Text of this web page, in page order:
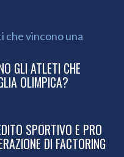
GLI ATLETI CHE
OLIMPICA?
SPORTIVO E PRO
DI FACTORING